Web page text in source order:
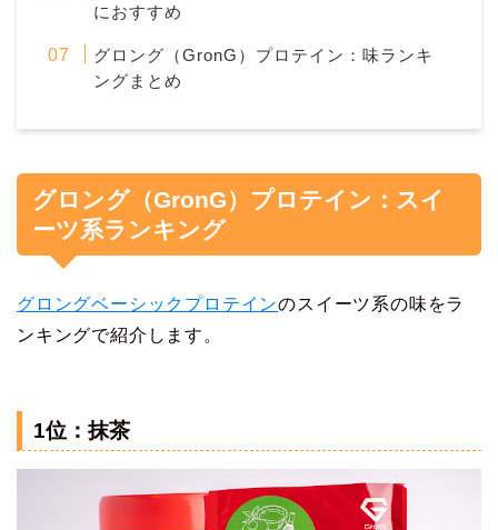
におすすめ
グロング（GronG）プロテイン：味ランキ
ングまとめ
グロング（GronG）プロテイン：スイ
ーツ系ランキング
グロングベーシックプロテインのスイーツ系の味をラ
ンキングで紹介します。
1位：抹茶